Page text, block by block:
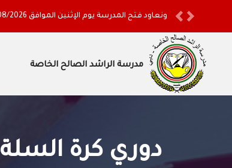
ونعاود فتح المدرسة يوم الإثنين الموافق 24/08/2026
PreviousNext
مدرسة الراشد الصالح الخاصة
دوري كرة السلة